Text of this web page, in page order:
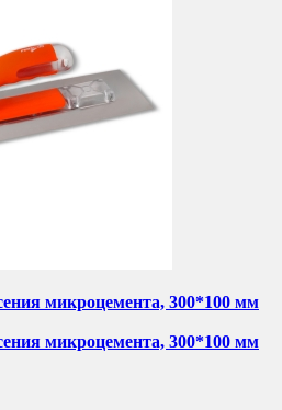
микроцемента, 300*100 мм
микроцемента, 300*100 мм